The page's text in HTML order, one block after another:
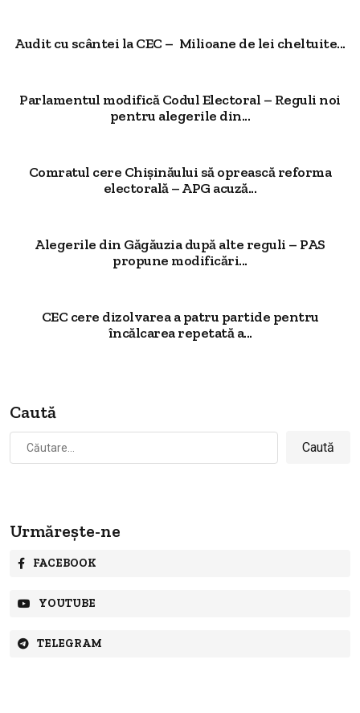
Audit cu scântei la CEC – Milioane de lei cheltuite...
Parlamentul modifică Codul Electoral – Reguli noi
pentru alegerile din...
Comratul cere Chișinăului să oprească reforma
electorală – APG acuză...
Alegerile din Găgăuzia după alte reguli – PAS
propune modificări...
CEC cere dizolvarea a patru partide pentru
încălcarea repetată a...
Caută
Caută
după:
Urmărește-ne
FACEBOOK
YOUTUBE
TELEGRAM